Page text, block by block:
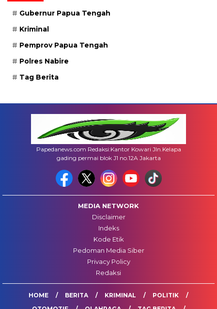
Gubernur Papua Tengah
Kriminal
Pemprov Papua Tengah
Polres Nabire
Tag Berita
Papedanews.com Redaksi:Kantor Kowari Jln.Kelapa
gading permai blok J1 no.12A Jakarta
MEDIA NETWORK
Disclaimer
Indeks
Kode Etik
Pedoman Media Siber
Privacy Policy
Redaksi
HOME BERITA KRIMINAL
POLITIK